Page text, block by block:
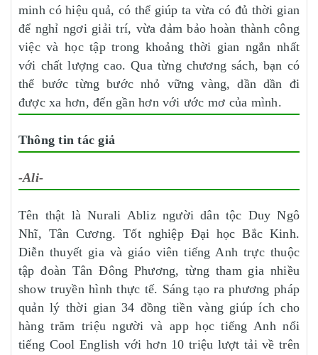
minh có hiệu quả, có thể giúp ta vừa có đủ thời gian
để nghỉ ngơi giải trí, vừa đảm bảo hoàn thành công
việc và học tập trong khoảng thời gian ngắn nhất
với chất lượng cao. Qua từng chương sách, bạn có
thể bước từng bước nhỏ vững vàng, dần dần đi
được xa hơn, đến gần hơn với ước mơ của mình.
Thông tin tác giả
-Ali-
Tên thật là Nurali Abliz người dân tộc Duy Ngô
Nhĩ, Tân Cương. Tốt nghiệp Đại học Bắc Kinh.
Diễn thuyết gia và giáo viên tiếng Anh trực thuộc
tập đoàn Tân Đông Phương, từng tham gia nhiều
show truyền hình thực tế. Sáng tạo ra phương pháp
quản lý thời gian 34 đồng tiền vàng giúp ích cho
hàng trăm triệu người và app học tiếng Anh nổi
tiếng Cool English với hơn 10 triệu lượt tải về trên